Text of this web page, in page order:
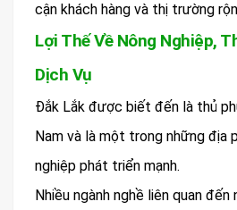
cận khách hàng và thị trường
Lợi Thế Về Nông Nghiệp,
Dịch Vụ
Đắk Lắk được biết đến là thủ
Nam và là một trong những địa
nghiệp phát triển mạnh.
Nhiều ngành nghề liên quan